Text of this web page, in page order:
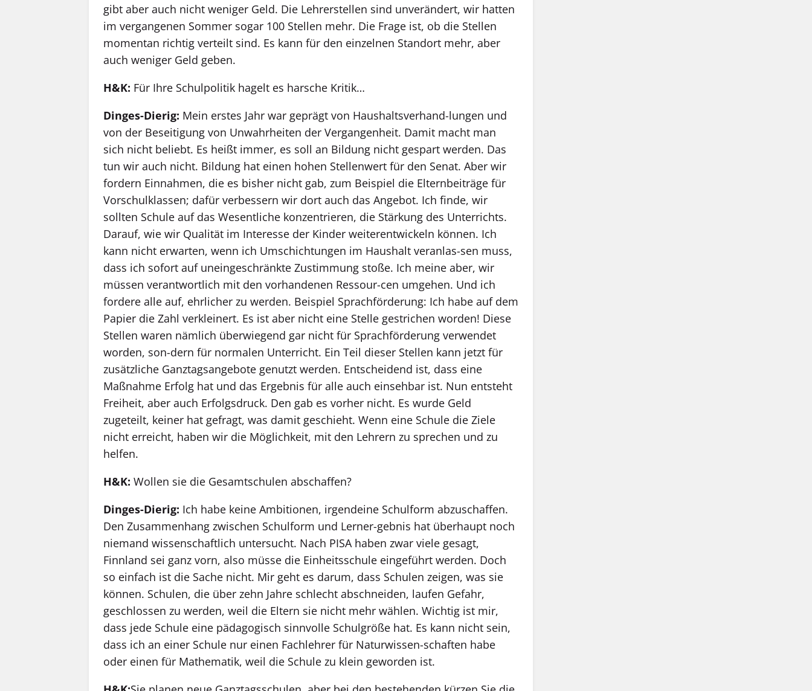
gibt aber auch nicht weniger Geld. Die Lehrerstellen sind unverändert, wir hatten
im vergangenen Sommer sogar 100 Stellen mehr. Die Frage ist, ob die Stellen
momentan richtig verteilt sind. Es kann für den einzelnen Standort mehr, aber
auch weniger Geld geben.
H&K: Für Ihre Schulpolitik hagelt es harsche Kritik…
Dinges-Dierig: Mein erstes Jahr war geprägt von Haushaltsverhand-lungen und
von der Beseitigung von Unwahrheiten der Vergangenheit. Damit macht man
sich nicht beliebt. Es heißt immer, es soll an Bildung nicht gespart werden. Das
tun wir auch nicht. Bildung hat einen hohen Stellenwert für den Senat. Aber wir
fordern Einnahmen, die es bisher nicht gab, zum Beispiel die Elternbeiträge für
Vorschulklassen; dafür verbessern wir dort auch das Angebot. Ich finde, wir
sollten Schule auf das Wesentliche konzentrieren, die Stärkung des Unterrichts.
Darauf, wie wir Qualität im Interesse der Kinder weiterentwickeln können. Ich
kann nicht erwarten, wenn ich Umschichtungen im Haushalt veranlas-sen muss,
dass ich sofort auf uneingeschränkte Zustimmung stoße. Ich meine aber, wir
müssen verantwortlich mit den vorhandenen Ressour-cen umgehen. Und ich
fordere alle auf, ehrlicher zu werden. Beispiel Sprachförderung: Ich habe auf dem
Papier die Zahl verkleinert. Es ist aber nicht eine Stelle gestrichen worden! Diese
Stellen waren nämlich überwiegend gar nicht für Sprachförderung verwendet
worden, son-dern für normalen Unterricht. Ein Teil dieser Stellen kann jetzt für
zusätzliche Ganztagsangebote genutzt werden. Entscheidend ist, dass eine
Maßnahme Erfolg hat und das Ergebnis für alle auch einsehbar ist. Nun entsteht
Freiheit, aber auch Erfolgsdruck. Den gab es vorher nicht. Es wurde Geld
zugeteilt, keiner hat gefragt, was damit geschieht. Wenn eine Schule die Ziele
nicht erreicht, haben wir die Möglichkeit, mit den Lehrern zu sprechen und zu
helfen.
H&K: Wollen sie die Gesamtschulen abschaffen?
Dinges-Dierig: Ich habe keine Ambitionen, irgendeine Schulform abzuschaffen.
Den Zusammenhang zwischen Schulform und Lerner-gebnis hat überhaupt noch
niemand wissenschaftlich untersucht. Nach PISA haben zwar viele gesagt,
Finnland sei ganz vorn, also müsse die Einheitsschule eingeführt werden. Doch
so einfach ist die Sache nicht. Mir geht es darum, dass Schulen zeigen, was sie
können. Schulen, die über zehn Jahre schlecht abschneiden, laufen Gefahr,
geschlossen zu werden, weil die Eltern sie nicht mehr wählen. Wichtig ist mir,
dass jede Schule eine pädagogisch sinnvolle Schulgröße hat. Es kann nicht sein,
dass ich an einer Schule nur einen Fachlehrer für Naturwissen-schaften habe
oder einen für Mathematik, weil die Schule zu klein geworden ist.